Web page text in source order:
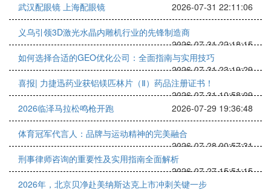
武汉配眼镜 上海配眼镜
2026-07-31 22:11:06
义乌引领3D激光水晶内雕机行业的先锋制造商
2026-07-31 22:18:15
如何选择合适的GEO优化公司：全面指南与实用技巧
2026-07-31 23:19:29
喜报| 力捷迅药业获铝镁匹林片（Ⅱ）药品注册证书！
2026-07-31 10:58:09
2026临泽马拉松鸣枪开跑
2026-07-29 19:36:48
体育冠军代言人：品牌与运动精神的完美融合
2026-07-28 00:57:31
刑事律师咨询的重要性及实用指南全面解析
2026-07-27 15:51:15
2026年，北京贝净赴美纳斯达克上市冲刺关键一步